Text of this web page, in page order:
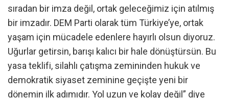
sıradan bir imza değil, ortak geleceğimiz için atılmış
bir imzadır. DEM Parti olarak tüm Türkiye’ye, ortak
yaşam için mücadele edenlere hayırlı olsun diyoruz.
Uğurlar getirsin, barışı kalıcı bir hale dönüştürsün. Bu
yasa teklifi, silahlı çatışma zemininden hukuk ve
demokratik siyaset zeminine geçişte yeni bir
dönemin ilk adımıdır. Yol uzun ve kolay değil” diye